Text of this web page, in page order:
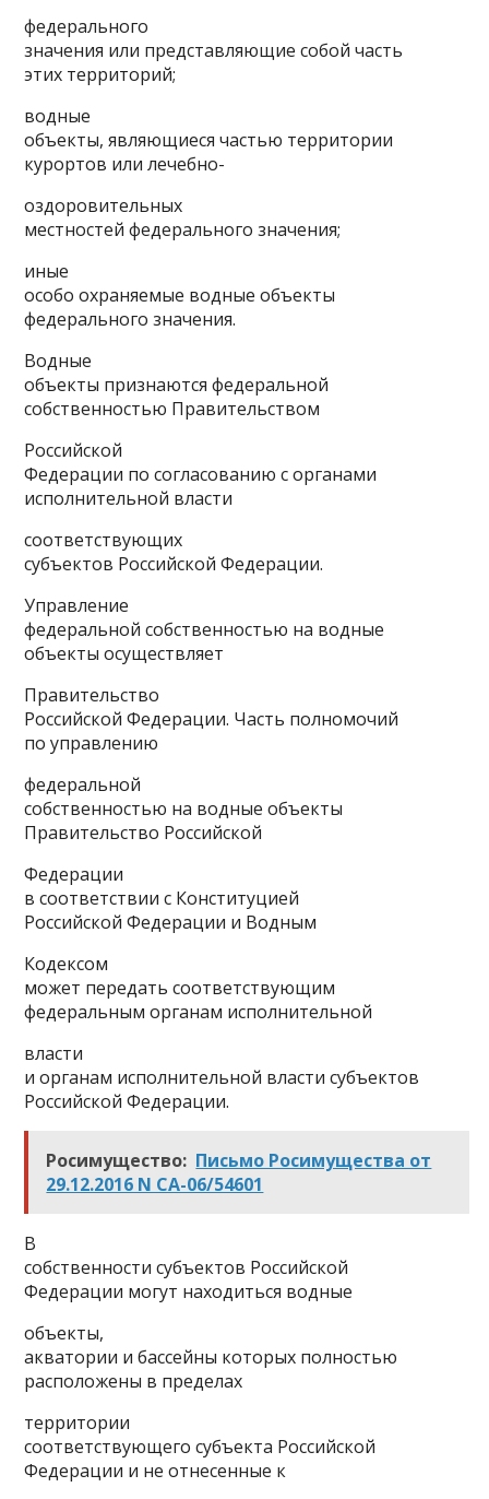
федерального
значения или представляющие собой часть
этих территорий;
водные
объекты, являющиеся частью территории
курортов или лечебно-
оздоровительных
местностей федерального значения;
иные
особо охраняемые водные объекты
федерального значения.
Водные
объекты признаются федеральной
собственностью Правительством
Российской
Федерации по согласованию с органами
исполнительной власти
соответствующих
субъектов Российской Федерации.
Управление
федеральной собственностью на водные
объекты осуществляет
Правительство
Российской Федерации. Часть полномочий
по управлению
федеральной
собственностью на водные объекты
Правительство Российской
Федерации
в соответствии с Конституцией
Российской Федерации и Водным
Кодексом
может передать соответствующим
федеральным органам исполнительной
власти
и органам исполнительной власти субъектов
Российской Федерации.
Росимущество: Письмо Росимущества от
29.12.2016 N СА-06/54601
В
собственности субъектов Российской
Федерации могут находиться водные
объекты,
акватории и бассейны которых полностью
расположены в пределах
территории
соответствующего субъекта Российской
Федерации и не отнесенные к